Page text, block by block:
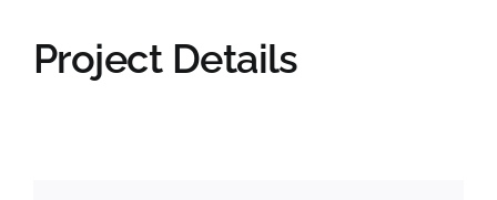
Project Details